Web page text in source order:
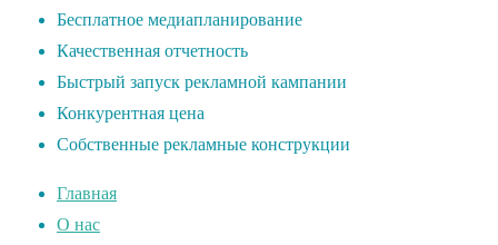
Бесплатное медиапланирование
Качественная отчетность
Быстрый запуск рекламной кампании
Конкурентная цена
Собственные рекламные конструкции
Главная
О нас